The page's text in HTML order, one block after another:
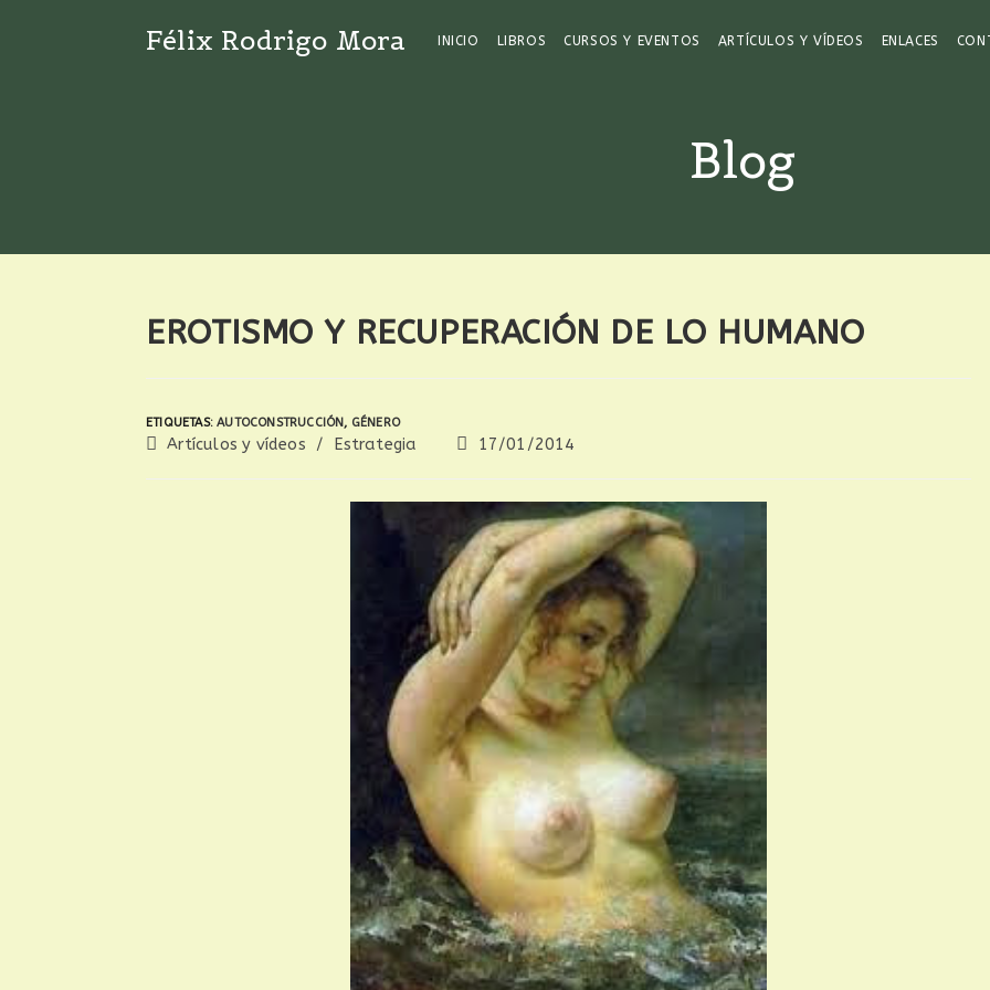
Félix Rodrigo Mora INICIO LIBROS CURSOS Y EVENTOS ARTÍCULOS Y VÍDEOS ENLACES
Blog
EROTISMO Y RECUPERACIÓN DE LO HUMANO
ETIQUETAS:AUTOCONSTRUCCIÓN, GÉNERO
Artículos y vídeos / Estrategia 17/01/2014